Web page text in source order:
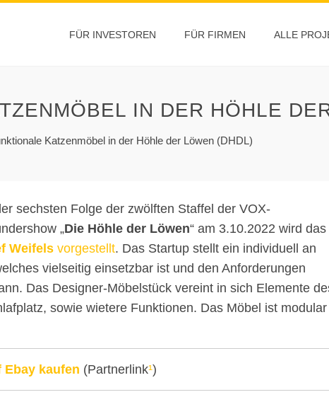
FÜR INVESTOREN FÜR FIRMEN ALLE
IN DER HÖHLE
Katzenmöbel in der Höhle der Löwen (DHDL)
sechsten Folge der zwölften Staffel der VOX-
„Die Höhle der Löwen“ am 3.10.2022 wird das
Weifels vorgestellt. Das Startup stellt ein individuell an
vielseitig einsetzbar ist und den Anforderungen
Das Designer-Möbelstück vereint in sich Elemente
sowie wietere Funktionen. Das Möbel ist modular
Ebay kaufen (Partnerlink¹)